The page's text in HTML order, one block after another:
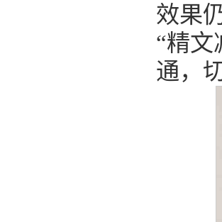
效果
“精文
通，